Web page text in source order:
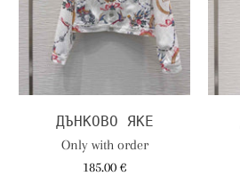
ДЪНКОВО ЯКЕ
Only with order
185.00 €